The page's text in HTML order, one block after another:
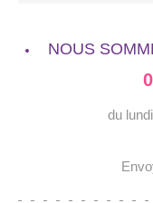
NOUS
du